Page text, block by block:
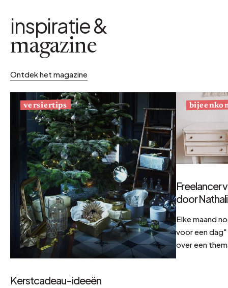
inspiratie &
magazine
Ontdek het magazine
versiertips
Kerstcadeau-ideeën
Freelancer
door
Elke maand
voor een
over een